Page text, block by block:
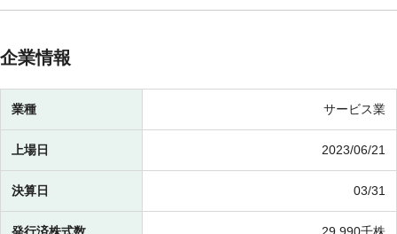
企業情報
業種 サービス業
上場日 2023/06/21
決算日 03/31